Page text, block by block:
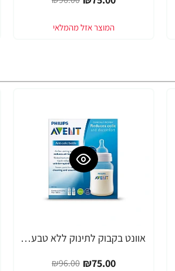
-22%
אוונט בקבוק לתינוק ללא טבעת 260 מ"ל ליחידה (1 חודש+) 2 יחידות - מבית Philips Avent
₪75.00
₪96.00